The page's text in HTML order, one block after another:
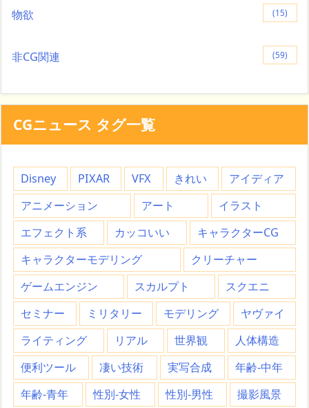
物欲 (15)
非CG関連 (59)
CGニュース タグ一覧
Disney PIXAR VFX きれい
アイディア
アニメーション
アート
イラスト
エフェクト系
カッコいい
キャラクターCG
キャラクターモデリング
クリーチャー
ゲームエンジン
スカルプト
スクエニ
セミナー
ミリタリー モデリング
ヤヴァイ
ライティング
リアル 世界観
人体構造
便利ツール
凄い技術 実写合成
年齢-中年
年齢-青年
性別-女性 性別-男性
撮影風景